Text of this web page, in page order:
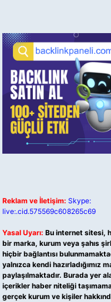
Reklam ve İletişim: Skype:
live:.cid.575569c608265c69
Yasal Uyarı: Bu internet sitesi,
bir marka, kurum veya şahıs
hiçbir bağlantısı
yalnızca kendi hazırladığımız
paylaşılmaktadır. Burada yer
içerikler haber niteliği
gerçek kurum ve kişiler